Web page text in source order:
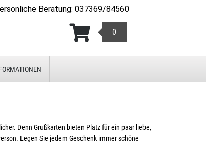
Beratung: 037369/84560
0
Denn Grußkarten bieten Platz für ein paar liebe,
Legen Sie jedem Geschenk immer schöne